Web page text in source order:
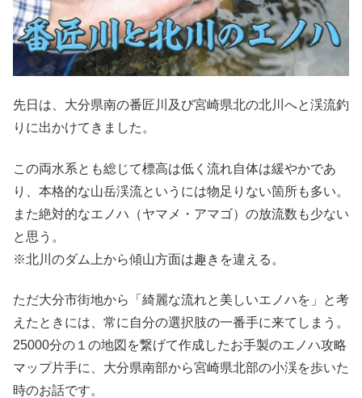
先日は、大分県南の番匠川及び宮崎県北の北川へと渓流釣
りに出かけてきました。
この両水系とも総じて標高は低く流れ自体は緩やかであ
り、本格的な山岳渓流というには物足りない箇所も多い。
また絶対的なエノハ（ヤマメ・アマゴ）の放流数も少ない
と思う。
※北川のダム上から傾山方面は趣きを違える。
ただ大分市街地から「綺麗な流れと美しいエノハを」と考
えたときには、常に自分の選択肢の一番手に来てしまう。
25000分の１の地図を繋げて作成したお手製のエノハ攻略
マップ片手に、大分県南部から宮崎県北部の小渓を歩いた
時のお話です。